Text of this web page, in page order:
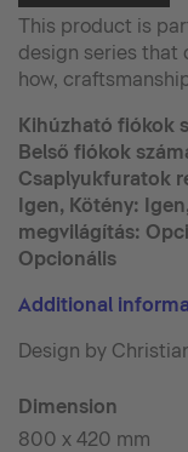
This product is
design series that
how,
Kihúzható fiókok
Belső fiókok
Csaplyukfuratok
Igen, Kötény:
megvilágítás:
Opcionális
Additional
Design by
Dimension
800 x 420 mm